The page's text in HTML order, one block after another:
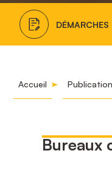
DÉMARCHES
Accueil
Bureaux